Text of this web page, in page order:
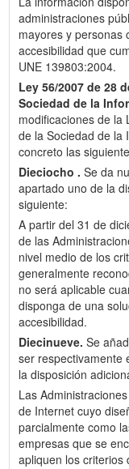
administraciones
mayores y personas
accesibilidad que
UNE 139803:2004.
Ley 56/2007 de 28
Sociedad de la
modificaciones de la
de la Sociedad de la
concreto las
Dieciocho . Se da
apartado uno de la
siguiente:
A partir del 31 de
de las
nivel medio de los
generalmente
no será aplicable
disponga de una
accesibilidad.
Diecinueve. Se
ser respectivamente
la disposición
Las
de Internet cuyo
parcialmente como
empresas que se
apliquen los criterios